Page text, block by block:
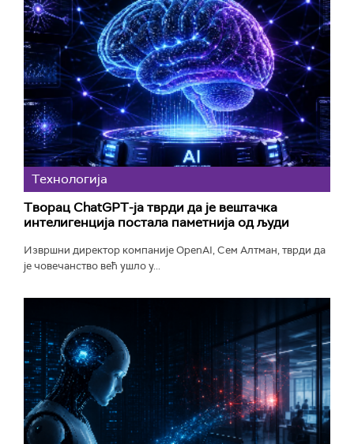
Технологијa
Творац ChatGPT-ја тврди да је вештачка
интелигенција постала паметнија од људи
Извршни директор компаније OpenAI, Сем Алтман, тврди да
је човечанство већ ушло у...